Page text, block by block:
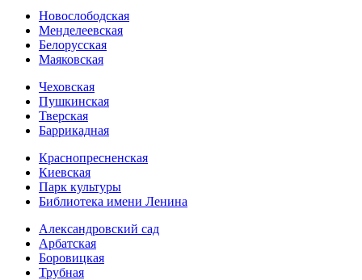
Новослободская
Менделеевская
Белорусская
Маяковская
Чеховская
Пушкинская
Тверская
Баррикадная
Краснопресненская
Киевская
Парк культуры
Библиотека имени Ленина
Александровский сад
Арбатская
Боровицкая
Трубная